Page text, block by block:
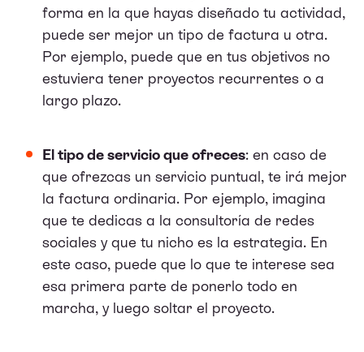
forma en la que hayas diseñado tu actividad,
puede ser mejor un tipo de factura u otra.
Por ejemplo, puede que en tus objetivos no
estuviera tener proyectos recurrentes o a
largo plazo.
El tipo de servicio que ofreces: en caso de
que ofrezcas un servicio puntual, te irá mejor
la factura ordinaria. Por ejemplo, imagina
que te dedicas a la consultoría de redes
sociales y que tu nicho es la estrategia. En
este caso, puede que lo que te interese sea
esa primera parte de ponerlo todo en
marcha, y luego soltar el proyecto.